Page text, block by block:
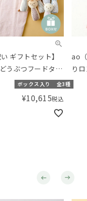
い ギフトセット】
うぶつフードタオ
ちゃのセット
ボックス入り】／
リジナルセット
ボックス入り 全3種
¥10,615税込
ao
り